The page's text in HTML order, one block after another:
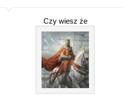
Czy wiesz że